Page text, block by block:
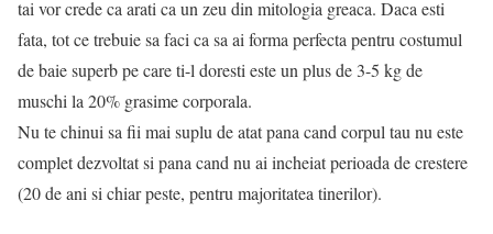
tai vor crede ca arati ca un zeu din mitologia greaca. Daca esti
fata, tot ce trebuie sa faci ca sa ai forma perfecta pentru costumul
de baie superb pe care ti-l doresti este un plus de 3-5 kg de
muschi la 20% grasime corporala.
Nu te chinui sa fii mai suplu de atat pana cand corpul tau nu este
complet dezvoltat si pana cand nu ai incheiat perioada de crestere
(20 de ani si chiar peste, pentru majoritatea tinerilor).